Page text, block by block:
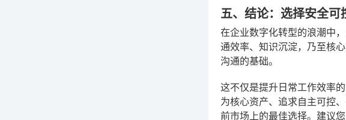
五、结论：选择安全
在企业数字化转型的浪潮中
通效率、知识沉淀，乃至核
沟通的基础。
这不仅是提升日常工作效率
为核心资产、追求自主可控
前市场上的最佳选择。建议